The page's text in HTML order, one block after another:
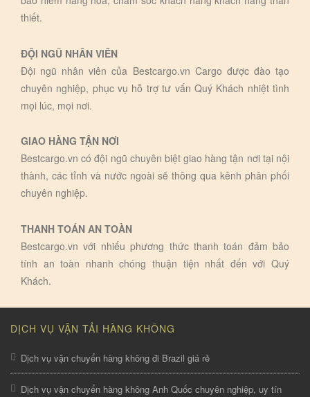
thiết.
ĐỘI NGŨ NHÂN VIÊN
Đội ngũ nhân viên của Bestcargo.vn Cargo được đào tạo
chuyên nghiệp, phục vụ hỗ trợ tư vấn Quý Khách nhiệt tình
mọi lúc, mọi nơi.
GIAO HÀNG TẬN NƠI
Bestcargo.vn có đội ngũ chuyên biệt giao hàng tận nơi tại nội
thành, các tỉnh và nước ngoài sẽ thông qua kênh phân phối
chuyên nghiệp.
THANH TOÁN AN TOÀN
Bestcargo.vn với nhiếu phương thức thanh toán đảm bảo
tính an toàn nhanh chóng thuận tiện nhất đến với Quý
Khách.
DỊCH VỤ VẬN TẢI HÀNG KHÔNG
Dịch vụ vận chuyển hàng không đi Brazil giá rẻ
Dịch vụ vận chuyển hàng không Anh Quốc chuyên nghiệp, uy tín